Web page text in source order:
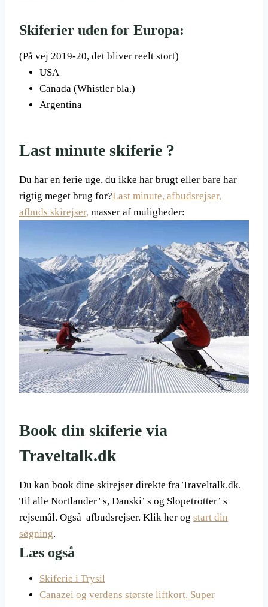
Skiferier uden for Europa:
(På vej 2019-20, det bliver reelt stort)
USA
Canada (Whistler bla.)
Argentina
Last minute skiferie ?
Du har en ferie uge, du ikke har brugt eller bare har
rigtig meget brug for?Last minute, afbudsrejser,
afbuds skirejser, masser af muligheder:
Book din skiferie via
Traveltalk.dk
Du kan book dine skirejser direkte fra Traveltalk.dk.
Til alle Nortlander’ s, Danski’ s og Slopetrotter’ s
rejsemål. Også afbudsrejser. Klik her og start din
søgning.
Læs også
Skiferie i Trysil
Canazei og verdens største liftkort, Super